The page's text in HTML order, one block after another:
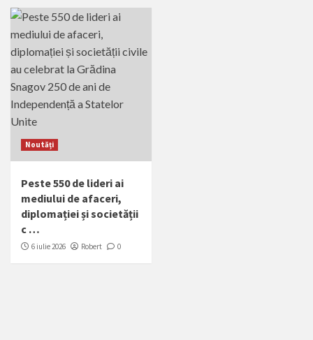
Noutăți
Peste 550 de lideri ai
mediului de afaceri,
diplomației și societății
c …
6 iulie 2026 Robert 0